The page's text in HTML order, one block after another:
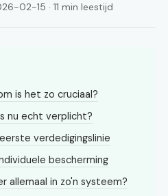
02-15 · 11 min leestijd
is het zo cruciaal?
nu echt verplicht?
verdedigingslinie
bescherming
allemaal in zo'n systeem?